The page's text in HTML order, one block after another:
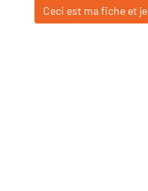
Ceci est ma fiche et